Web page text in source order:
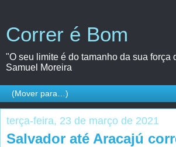
Correr é Bom
"O seu limite é do tamanho da sua força
Samuel Moreira
terça-feira, 23 de março de 2021
Salvador até Aracajú